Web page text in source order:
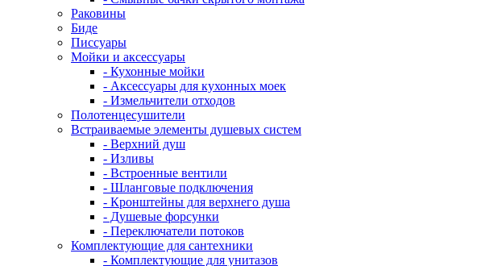
Раковины
Биде
Писсуары
Мойки и аксессуары
- Кухонные мойки
- Аксессуары для кухонных моек
- Измельчители отходов
Полотенцесушители
Встраиваемые элементы душевых систем
- Верхний душ
- Изливы
- Встроенные вентили
- Шланговые подключения
- Кронштейны для верхнего душа
- Душевые форсунки
- Переключатели потоков
Комплектующие для сантехники
- Комплектующие для унитазов